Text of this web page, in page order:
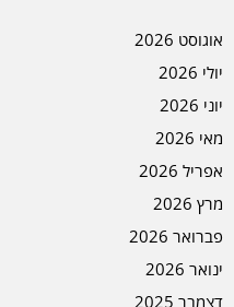
אוגוסט 2026
יולי 2026
יוני 2026
מאי 2026
אפריל 2026
מרץ 2026
פברואר 2026
ינואר 2026
דצמבר 2025